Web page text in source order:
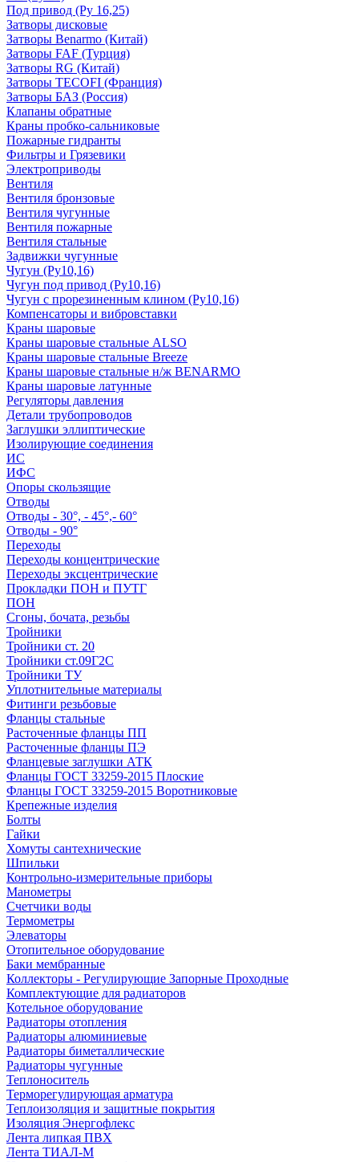
Под привод (Ру 16,25)
Затворы дисковые
Затворы Benarmo (Китай)
Затворы FAF (Турция)
Затворы RG (Китай)
Затворы TECOFI (Франция)
Затворы БАЗ (Россия)
Клапаны обратные
Краны пробко-сальниковые
Пожарные гидранты
Фильтры и Грязевики
Электроприводы
Вентиля
Вентиля бронзовые
Вентиля чугунные
Вентиля пожарные
Вентиля стальные
Задвижки чугунные
Чугун (Ру10,16)
Чугун под привод (Ру10,16)
Чугун с прорезиненным клином (Ру10,16)
Компенсаторы и вибровставки
Краны шаровые
Краны шаровые стальные ALSO
Краны шаровые стальные Breeze
Краны шаровые стальные н/ж BENARMO
Краны шаровые латунные
Регуляторы давления
Детали трубопроводов
Заглушки эллиптические
Изолирующие соединения
ИС
ИФС
Опоры скользящие
Отводы
Отводы - 30°, - 45°,- 60°
Отводы - 90°
Переходы
Переходы концентрические
Переходы эксцентрические
Прокладки ПОН и ПУТГ
ПОН
Сгоны, бочата, резьбы
Тройники
Тройники ст. 20
Тройники ст.09Г2С
Тройники ТУ
Уплотнительные материалы
Фитинги резьбовые
Фланцы стальные
Расточенные фланцы ПП
Расточенные фланцы ПЭ
Фланцевые заглушки АТК
Фланцы ГОСТ 33259-2015 Плоские
Фланцы ГОСТ 33259-2015 Воротниковые
Крепежные изделия
Болты
Гайки
Хомуты сантехнические
Шпильки
Контрольно-измерительные приборы
Манометры
Счетчики воды
Термометры
Элеваторы
Отопительное оборудование
Баки мембранные
Коллекторы - Регулирующие Запорные Проходные
Комплектующие для радиаторов
Котельное оборудование
Радиаторы отопления
Радиаторы алюминиевые
Радиаторы биметаллические
Радиаторы чугунные
Теплоноситель
Терморегулирующая арматура
Теплоизоляция и защитные покрытия
Изоляция Энергофлекс
Лента липкая ПВХ
Лента ТИАЛ-М